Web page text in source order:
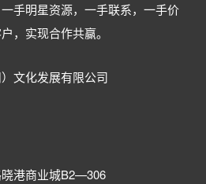
手明星资源，一手联系，一手价
，实现合作共赢。
文化发展有限公司
港商业城B2—306